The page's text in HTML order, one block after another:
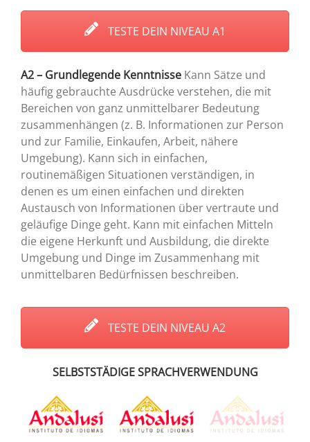
TESTE DEIN NIVEAU A1
A2 – Grundlegende Kenntnisse Kann Sätze und
häufig gebrauchte Ausdrücke verstehen, die mit
Bereichen von ganz unmittelbarer Bedeutung
zusammenhängen (z. B. Informationen zur Person
und zur Familie, Einkaufen, Arbeit, nähere
Umgebung). Kann sich in einfachen,
routinemäßigen Situationen verständigen, in
denen es um einen einfachen und direkten
Austausch von Informationen über vertraute und
geläufige Dinge geht. Kann mit einfachen Mitteln
die eigene Herkunft und Ausbildung, die direkte
Umgebung und Dinge im Zusammenhang mit
unmittelbaren Bedürfnissen beschreiben.
TESTE DEIN NIVEAU A2
SELBSTSTÄDIGE SPRACHVERWENDUNG